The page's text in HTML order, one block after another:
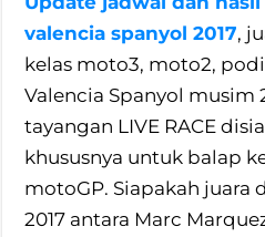
valencia spanyol 2017,
kelas moto3, moto2,
Valencia Spanyol musim
tayangan LIVE RACE
khususnya untuk balap
motoGP. Siapakah
2017 antara Marc